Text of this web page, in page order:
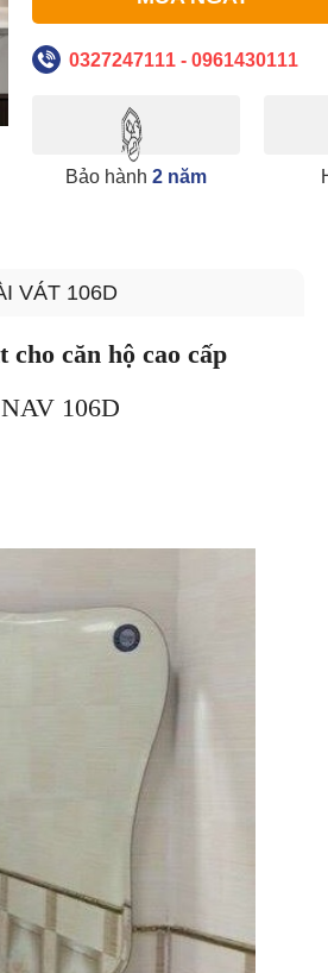
0327247111 - 0961430111
Bảo hành 2 năm
VÁT 106D
căn hộ cao cấp
106D